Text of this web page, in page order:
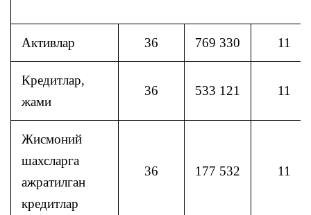
Активлар 36 769 330 11
Кредитлар,
жами
36 533 121 11
Жисмоний
шахсларга
ажратилган
кредитлар
36 177 532 11